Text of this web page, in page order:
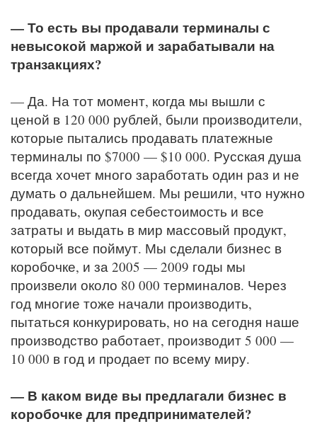
— То есть вы продавали терминалы с
невысокой маржой и зарабатывали на
транзакциях?
— Да. На тот момент, когда мы вышли с
ценой в 120 000 рублей, были производители,
которые пытались продавать платежные
терминалы по $7000 — $10 000. Русская душа
всегда хочет много заработать один раз и не
думать о дальнейшем. Мы решили, что нужно
продавать, окупая себестоимость и все
затраты и выдать в мир массовый продукт,
который все поймут. Мы сделали бизнес в
коробочке, и за 2005 — 2009 годы мы
произвели около 80 000 терминалов. Через
год многие тоже начали производить,
пытаться конкурировать, но на сегодня наше
производство работает, производит 5 000 —
10 000 в год и продает по всему миру.
— В каком виде вы предлагали бизнес в
коробочке для предпринимателей?